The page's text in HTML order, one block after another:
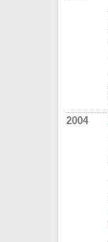
2004